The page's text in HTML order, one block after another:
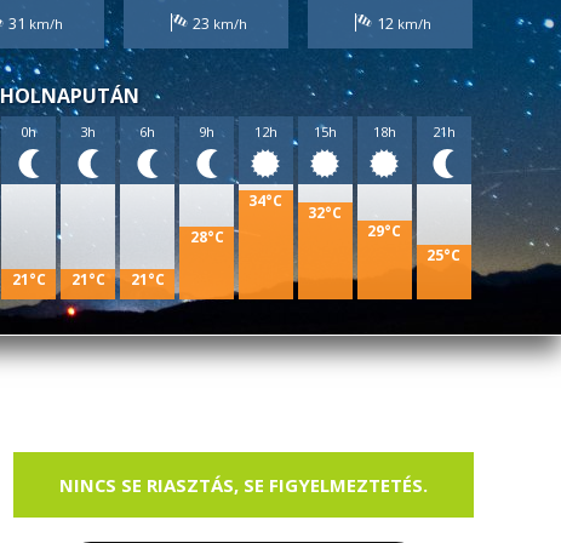
31 23 12
HOLNAPUTÁN
0h
21°C
3h
21°C
6h
21°C
9h
28°C
12h
34°C
15h
32°C
18h
29°C
21h
25°C
NINCS SE RIASZTÁS, SE FIGYELMEZTETÉS.